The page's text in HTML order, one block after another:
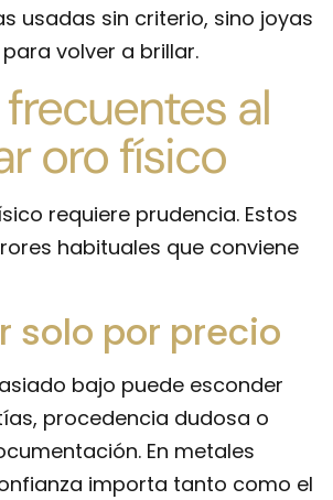
usadas sin criterio, sino joyas
volver a brillar.
al
oro físico
requiere prudencia. Estos
habituales que conviene
solo por precio
bajo puede esconder
procedencia dudosa o
En metales
importa tanto como el